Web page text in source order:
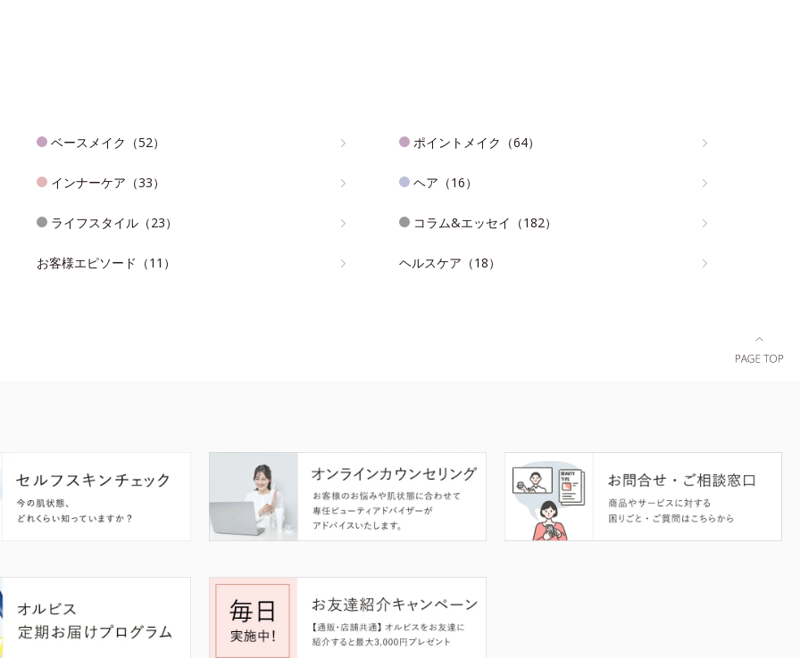
ベースメイク（52） ポイントメイク（64）
インナーケア（33） ヘア（16）
ライフスタイル（23） コラム&エッセイ（182）
お客様エピソード（11） ヘルスケア（18）